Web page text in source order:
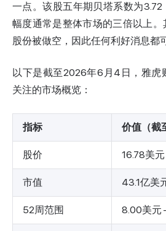
一点。该股五年期贝塔系数为
幅度通常是整体市场的三倍以上
股份被做空，因此任何利好消息都
以下是截至2026年6月4日，雅虎
关注的市场概览：
指标 价值（截
股价 16.78美元
市值 43.1亿美
52周范围 8.00美元